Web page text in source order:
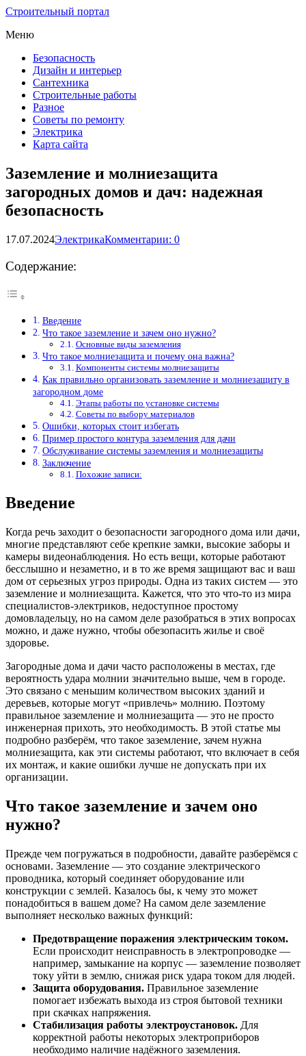
Строительный портал
Меню
Безопасность
Дизайн и интерьер
Сантехника
Строительные работы
Разное
Советы по ремонту
Электрика
Карта сайта
Заземление и молниезащита
загородных домов и дач: надежная
безопасность
17.07.2024ЭлектрикаКомментарии: 0
Содержание:
Введение
Что такое заземление и зачем оно нужно?
Основные виды заземления
Что такое молниезащита и почему она важна?
Компоненты системы молниезащиты
Как правильно организовать заземление и молниезащиту в
загородном доме
Этапы работы по установке системы
Советы по выбору материалов
Ошибки, которых стоит избегать
Пример простого контура заземления для дачи
Обслуживание системы заземления и молниезащиты
Заключение
Похожие записи:
Введение
Когда речь заходит о безопасности загородного дома или дачи,
многие представляют себе крепкие замки, высокие заборы и
камеры видеонаблюдения. Но есть вещи, которые работают
бесслышно и незаметно, и в то же время защищают вас и ваш
дом от серьезных угроз природы. Одна из таких систем — это
заземление и молниезащита. Кажется, что это что-то из мира
специалистов-электриков, недоступное простому
домовладельцу, но на самом деле разобраться в этих вопросах
можно, и даже нужно, чтобы обезопасить жилье и своё
здоровье.
Загородные дома и дачи часто расположены в местах, где
вероятность удара молнии значительно выше, чем в городе.
Это связано с меньшим количеством высоких зданий и
деревьев, которые могут «привлечь» молнию. Поэтому
правильное заземление и молниезащита — это не просто
инженерная прихоть, это необходимость. В этой статье мы
подробно разберём, что такое заземление, зачем нужна
молниезащита, как эти системы работают, что включает в себя
их монтаж, и какие ошибки лучше не допускать при их
организации.
Что такое заземление и зачем оно
нужно?
Прежде чем погружаться в подробности, давайте разберёмся с
основами. Заземление — это создание электрического
проводника, который соединяет оборудование или
конструкции с землей. Казалось бы, к чему это может
понадобиться в вашем доме? На самом деле заземление
выполняет несколько важных функций:
Предотвращение поражения электрическим током.
Если происходит неисправность в электропроводке —
например, замыкание на корпус — заземление позволяет
току уйти в землю, снижая риск удара током для людей.
Защита оборудования. Правильное заземление
помогает избежать выхода из строя бытовой техники
при скачках напряжения.
Стабилизация работы электроустановок. Для
корректной работы некоторых электроприборов
необходимо наличие надёжного заземления.